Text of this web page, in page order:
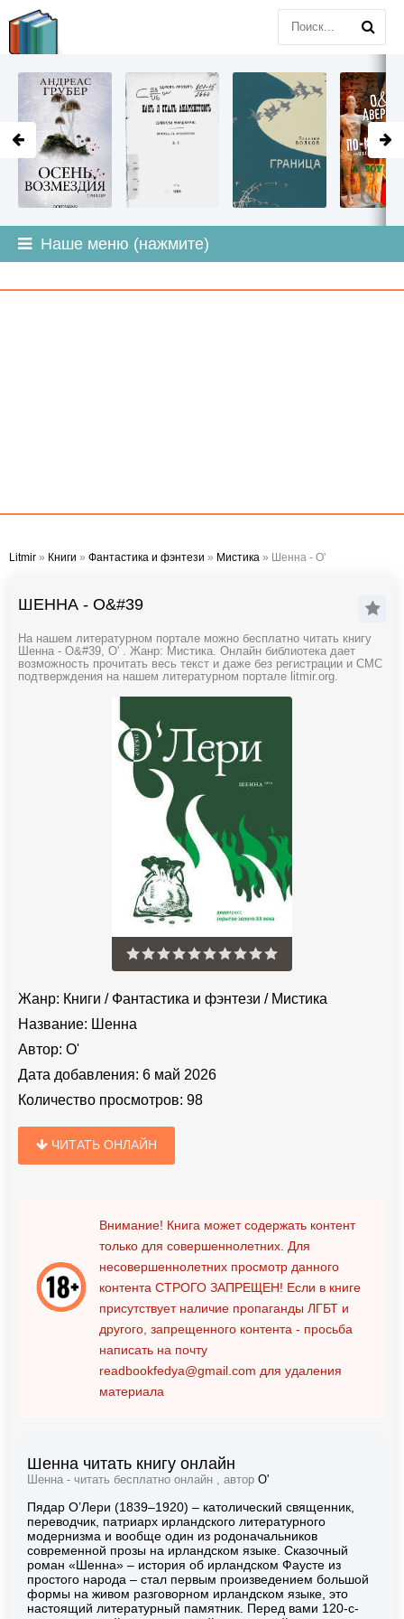
Наше меню (нажмите)
Litmir » Книги » Фантастика и фэнтези » Мистика » Шенна - О'
ШЕННА - О&#39
На нашем литературном портале можно бесплатно читать книгу
Шенна - О&#39, О' . Жанр: Мистика. Онлайн библиотека дает
возможность прочитать весь текст и даже без регистрации и СМС
подтверждения на нашем литературном портале litmir.org.
Жанр: Книги / Фантастика и фэнтези / Мистика
Название: Шенна
Автор: О'
Дата добавления: 6 май 2026
Количество просмотров: 98
ЧИТАТЬ ОНЛАЙН
Внимание! Книга может содержать контент
только для совершеннолетних. Для
несовершеннолетних просмотр данного
контента СТРОГО ЗАПРЕЩЕН! Если в книге
присутствует наличие пропаганды ЛГБТ и
другого, запрещенного контента - просьба
написать на почту
readbookfedya@gmail.com для удаления
материала
Шенна читать книгу онлайн
Шенна - читать бесплатно онлайн , автор О'
Пядар О’Лери (1839–1920) – католический священник,
переводчик, патриарх ирландского литературного
модернизма и вообще один из родоначальников
современной прозы на ирландском языке. Сказочный
роман «Шенна» – история об ирландском Фаусте из
простого народа – стал первым произведением большой
формы на живом разговорном ирландском языке, это
настоящий литературный памятник. Перед вами 120-с-
LITMIR.ORG